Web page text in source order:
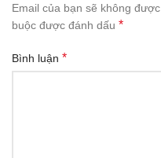
Email của bạn sẽ không
buộc được đánh dấu *
Bình luận *